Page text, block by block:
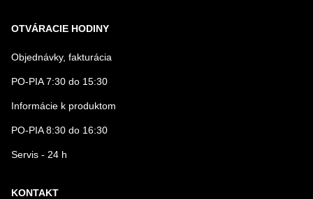
OTVÁRACIE HODINY
Objednávky, fakturácia
PO-PIA 7:30 do 15:30
Informácie k produktom
PO-PIA 8:30 do 16:30
Servis - 24 h
KONTAKT